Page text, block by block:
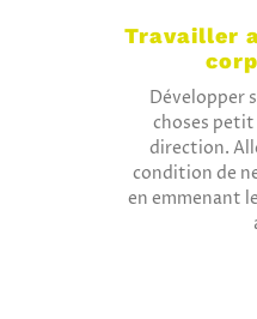
Travailler
Développer
choses
direction.
condition de
en emmenant